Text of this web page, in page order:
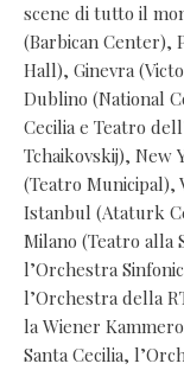
scene di tutto il
(Barbican Center),
Hall), Ginevra
Dublino (National
Cecilia e Teatro
Tchaikovskij), New
(Teatro Municipal),
Istanbul (Ataturk
Milano (Teatro alla
l’Orchestra
l’Orchestra della
la Wiener
Santa Cecilia,